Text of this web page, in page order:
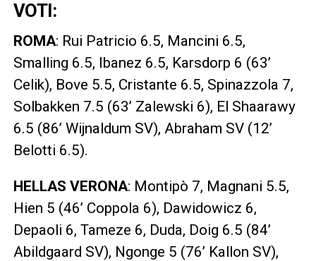
VOTI:
ROMA: Rui Patricio 6.5, Mancini 6.5,
Smalling 6.5, Ibanez 6.5, Karsdorp 6 (63’
Celik), Bove 5.5, Cristante 6.5, Spinazzola 7,
Solbakken 7.5 (63’ Zalewski 6), El Shaarawy
6.5 (86’ Wijnaldum SV), Abraham SV (12’
Belotti 6.5).
HELLAS VERONA: Montipò 7, Magnani 5.5,
Hien 5 (46’ Coppola 6), Dawidowicz 6,
Depaoli 6, Tameze 6, Duda, Doig 6.5 (84’
Abildgaard SV), Ngonge 5 (76’ Kallon SV),